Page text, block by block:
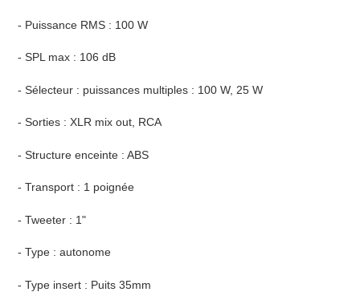
- Puissance RMS : 100 W
- SPL max : 106 dB
- Sélecteur : puissances multiples : 100 W, 25 W
- Sorties : XLR mix out, RCA
- Structure enceinte : ABS
- Transport : 1 poignée
- Tweeter : 1"
- Type : autonome
- Type insert : Puits 35mm